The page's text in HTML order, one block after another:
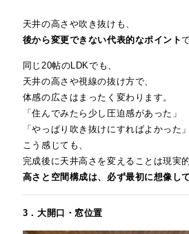
天井の高さや吹き抜けも、
後から変更できない代表的なポイント
同じ20帖のLDKでも、
天井の高さや視線の抜け方で、
体感の広さはまったく変わります。
「住んでみたら少し圧迫感があった」
「やっぱり吹き抜けにすればよかった」
こう感じても、
完成後に天井高さを変えることは現実
高さと空間構成は、必ず最初に想像し
3．大開口・窓位置